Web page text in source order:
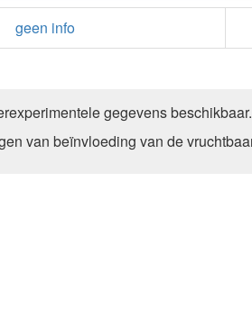
geen info
gegevens beschikbaar.
van beïnvloeding van de